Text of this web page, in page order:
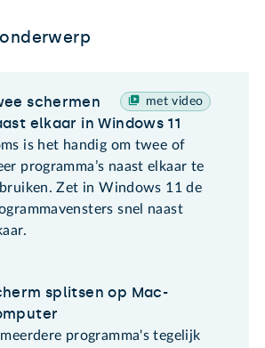
met video
schermen
elkaar in Windows 11
is het handig om twee of
programma’s naast elkaar te
Zet in Windows 11 de
snel naast
splitsen op Mac-
meerdere programma's tegelijk